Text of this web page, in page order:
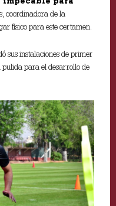
coordinadora de la
físico para este certamen.
sus instalaciones de primer
pulida para el desarrollo de